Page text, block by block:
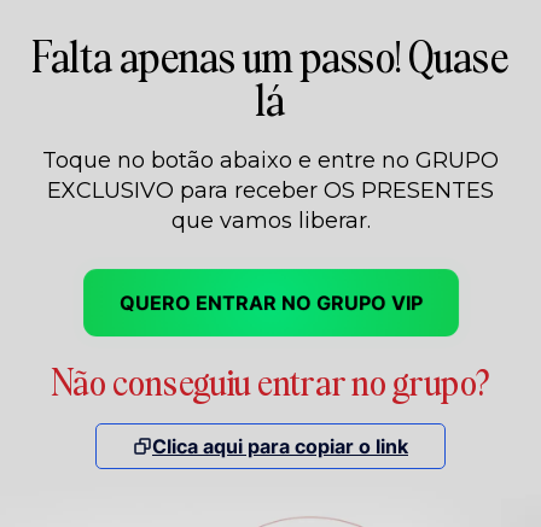
Falta apenas um passo! Quase
lá
Toque no botão abaixo e entre no GRUPO
EXCLUSIVO para receber OS PRESENTES
que vamos liberar.
QUERO ENTRAR NO GRUPO VIP
Não conseguiu entrar no grupo?
Clica aqui para copiar o link